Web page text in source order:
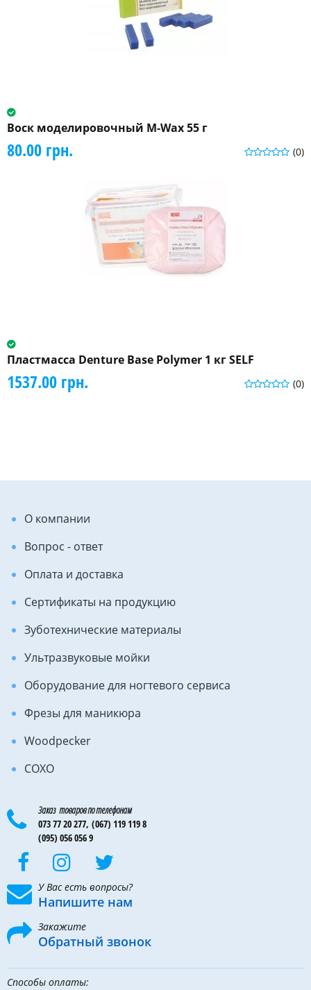
Воск моделировочный M-Wax 55 г
(0)
80.00 грн.
Пластмасса Denture Base Polymer 1 кг SELF
(0)
1537.00 грн.
О компании
Вопрос - ответ
Оплата и доставка
Сертификаты на продукцию
Зуботехнические материалы
Ультразвуковые мойки
Оборудование для ногтевого сервиса
Фрезы для маникюра
Woodpecker
COXO
Заказ товаров по телефонам
073 77 20 277, (067) 119 119 8
(095) 056 056 9
У Вас есть вопросы?
Напишите нам
Закажите
Обратный звонок
Способы оплаты: